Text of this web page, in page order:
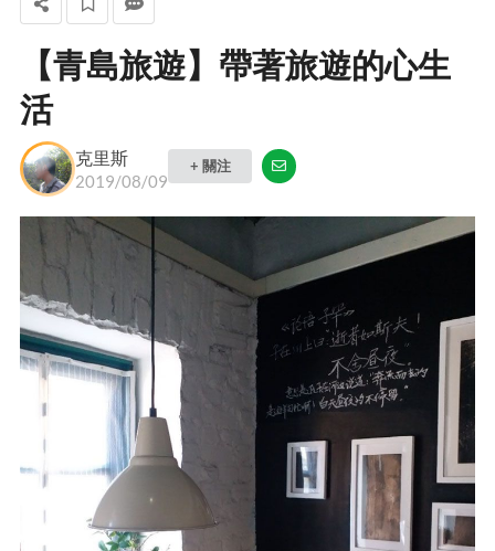
【青島旅遊】帶著旅遊的心生
活
克里斯
2019/08/09
+ 關注